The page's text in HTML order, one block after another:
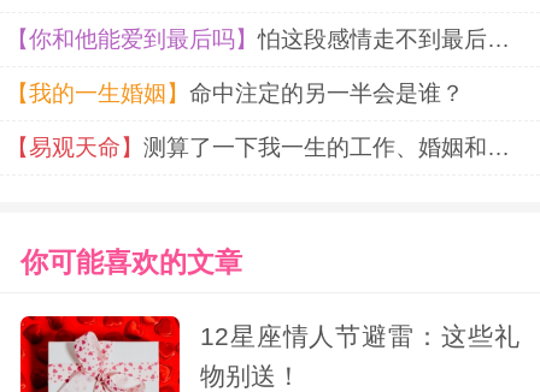
【你和他能爱到最后吗】怕这段感情走不到最后？塔罗预知你们的爱情结局。
【我的一生婚姻】命中注定的另一半会是谁？
【易观天命】测算了一下我一生的工作、婚姻和财富，结果我惊了!,想知道你的财运如何？花1元，测测你的财运何时来？
你可能喜欢的文章
12星座情人节避雷：这些礼
物别送！